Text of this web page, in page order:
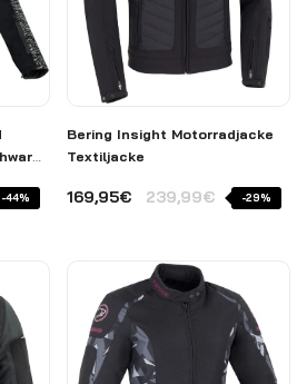
-44%
Bering Insight Motorradjacke
Textiljacke
169,95€ 239,99€ -29%